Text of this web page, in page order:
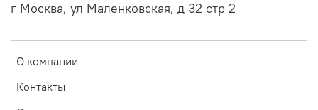
О компании
Контакты
г Москва, ул Маленковская, д 32 стр 2